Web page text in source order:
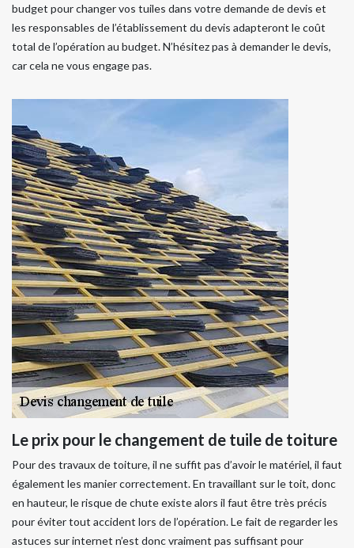
budget pour changer vos tuiles dans votre demande de devis et
les responsables de l’établissement du devis adapteront le coût
total de l’opération au budget. N’hésitez pas à demander le devis,
car cela ne vous engage pas.
Le prix pour le changement de tuile de toiture
Pour des travaux de toiture, il ne suffit pas d’avoir le matériel, il faut
également les manier correctement. En travaillant sur le toit, donc
en hauteur, le risque de chute existe alors il faut être très précis
pour éviter tout accident lors de l’opération. Le fait de regarder les
astuces sur internet n’est donc vraiment pas suffisant pour